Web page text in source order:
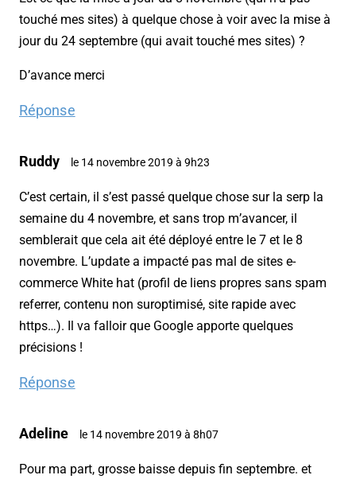
touché mes sites) à quelque chose à voir avec la mise à
jour du 24 septembre (qui avait touché mes sites) ?
D’avance merci
Réponse
Ruddy le 14 novembre 2019 à 9h23
C’est certain, il s’est passé quelque chose sur la serp la
semaine du 4 novembre, et sans trop m’avancer, il
semblerait que cela ait été déployé entre le 7 et le 8
novembre. L’update a impacté pas mal de sites e-
commerce White hat (profil de liens propres sans spam
referrer, contenu non suroptimisé, site rapide avec
https…). Il va falloir que Google apporte quelques
précisions !
Réponse
Adeline le 14 novembre 2019 à 8h07
Pour ma part, grosse baisse depuis fin septembre. et